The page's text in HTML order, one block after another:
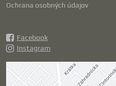
Ochrana osobných údajov
Facebook
Instagram